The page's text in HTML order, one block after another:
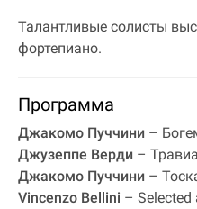
Талантливые солисты
фортепиано.
Программа
Джакомо Пуччини –
Джузеппе Верди –
Джакомо Пуччини –
Vincenzo Bellini – Selected